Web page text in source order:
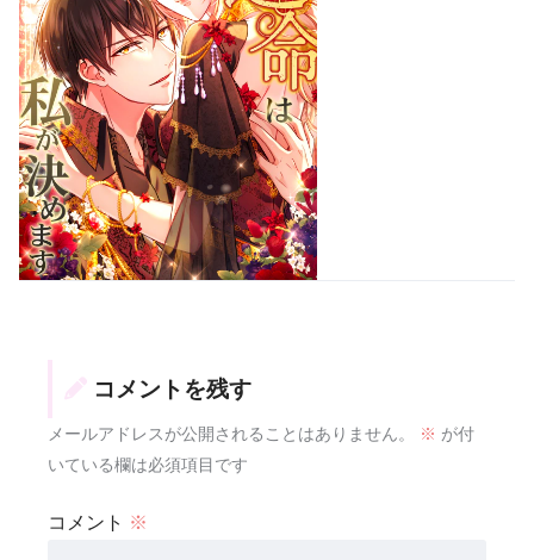
コメントを残す
メールアドレスが公開されることはありません。 ※ が付
いている欄は必須項目です
コメント ※